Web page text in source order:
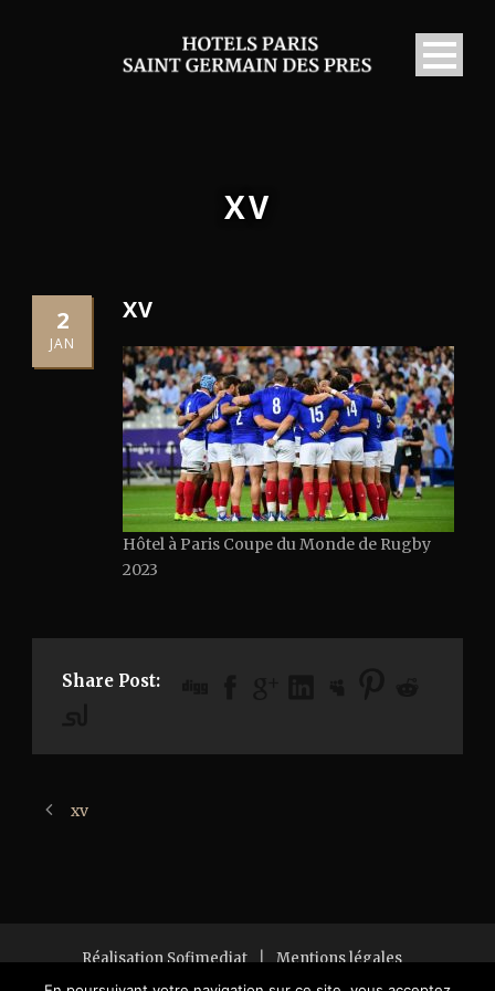
XV
2
JAN
XV
Hôtel à Paris Coupe du Monde de Rugby
2023
Share Post:
xv
Réalisation Sofimediat | Mentions légales
Copyright 2018 All Right Reserved